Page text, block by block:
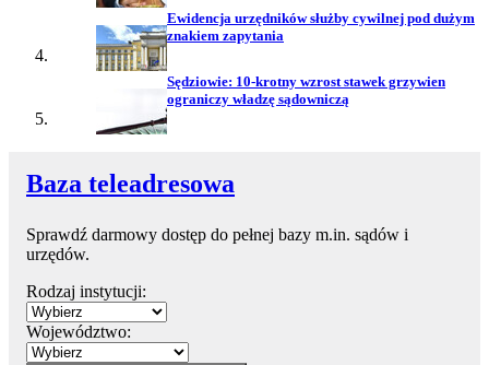
Ewidencja urzędników służby cywilnej pod dużym
znakiem zapytania
Sędziowie: 10-krotny wzrost stawek grzywien
ograniczy władzę sądowniczą
Baza teleadresowa
Sprawdź darmowy dostęp do pełnej bazy m.in. sądów i
urzędów.
Rodzaj instytucji:
Województwo: